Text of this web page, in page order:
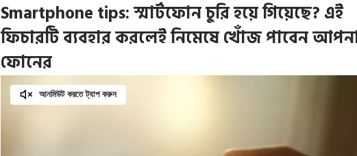
Smartphone tips: স্মার্টফোন চুরি হয়ে গিয়েছে? এই
ফিচারটি ব্যবহার করলেই নিমেষে খোঁজ পাবেন
ফোনের
আনমিউট করতে ট্যাপ করুন